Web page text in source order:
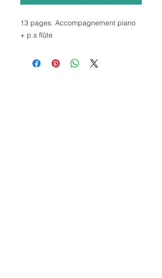
13 pages. Accompagnement piano
+ p.s flûte